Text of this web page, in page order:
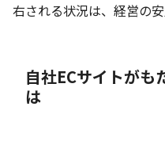
右される状況は、経営の安
自社ECサイトがも
は